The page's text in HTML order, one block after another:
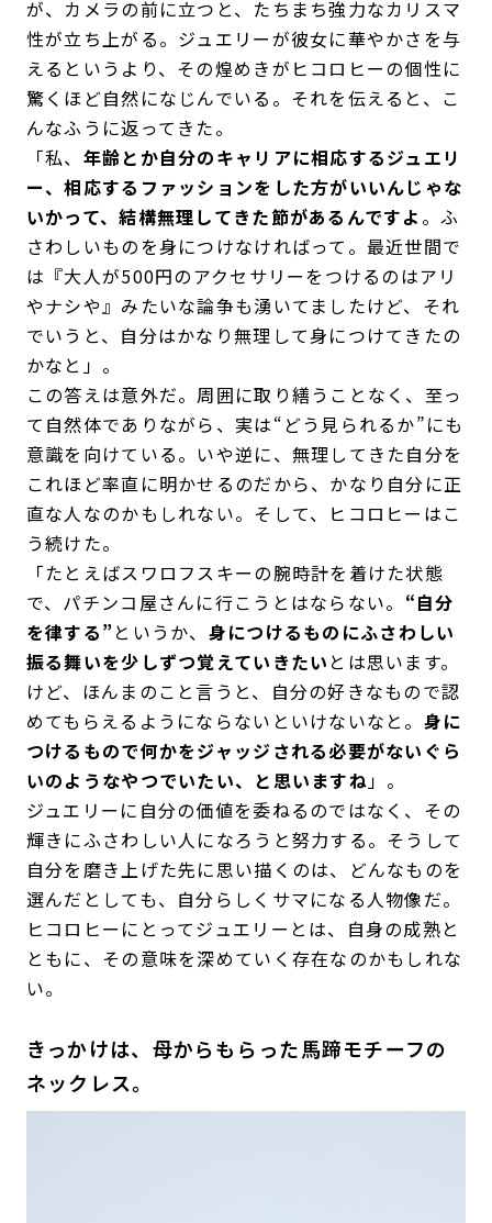
が、カメラの前に立つと、たちまち強力なカリスマ
性が立ち上がる。ジュエリーが彼女に華やかさを与
えるというより、その煌めきがヒコロヒーの個性に
驚くほど自然になじんでいる。それを伝えると、こ
んなふうに返ってきた。
「私、 年齢とか自分のキャリアに相応するジュエリ
ー、相応するファッションをした方がいいんじゃな
いかって、結構無理してきた節があるんですよ 。ふ
さわしいものを身につけなければって。最近世間で
は『大人が500円のアクセサリーをつけるのはアリ
やナシや』みたいな論争も湧いてましたけど、それ
でいうと、自分はかなり無理して身につけてきたの
かなと」。
この答えは意外だ。周囲に取り繕うことなく、至っ
て自然体でありながら、実は“どう見られるか”にも
意識を向けている。いや逆に、無理してきた自分を
これほど率直に明かせるのだから、かなり自分に正
直な人なのかもしれない。そして、ヒコロヒーはこ
う続けた。
「たとえばスワロフスキーの腕時計を着けた状態
で、パチンコ屋さんに行こうとはならない。 “自分
を律する”というか、 身につけるものにふさわしい
振る舞いを少しずつ覚えていきたい とは思います。
けど、ほんまのこと言うと、自分の好きなもので認
めてもらえるようにならないといけないなと。 身に
つけるもので何かをジャッジされる必要がないぐら
いのようなやつでいたい、と思いますね」。
ジュエリーに自分の価値を委ねるのではなく、その
輝きにふさわしい人になろうと努力する。そうして
自分を磨き上げた先に思い描くのは、どんなものを
選んだとしても、自分らしくサマになる人物像だ。
ヒコロヒーにとってジュエリーとは、自身の成熟と
ともに、その意味を深めていく存在なのかもしれな
い。
きっかけは、母からもらった馬蹄モチーフの
ネックレス。